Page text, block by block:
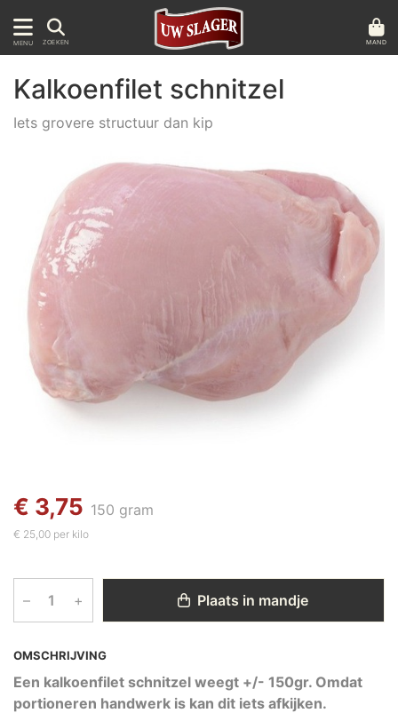
MENU ZOEKEN MAND
OMSCHRIJVING
Een kalkoenfilet schnitzel weegt +/- 150gr. Omdat
portioneren handwerk is kan dit iets afkijken.
Kalkoenfilet schnitzel
Iets grovere structuur dan kip
€ 3,75 150 gram
€ 25,00 per kilo
– + Plaats in mandje